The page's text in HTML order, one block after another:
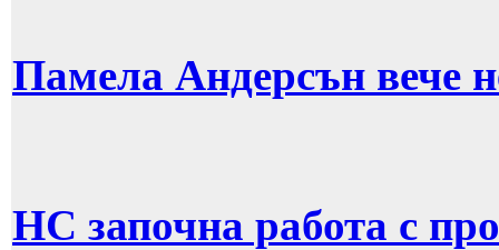
Памела Андерсън вече
НС започна работа с